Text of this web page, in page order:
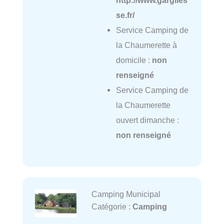
se.fr/
Service Camping de
la Chaumerette à
domicile : non
renseigné
Service Camping de
la Chaumerette
ouvert dimanche :
non renseigné
Camping Municipal
Catégorie : Camping